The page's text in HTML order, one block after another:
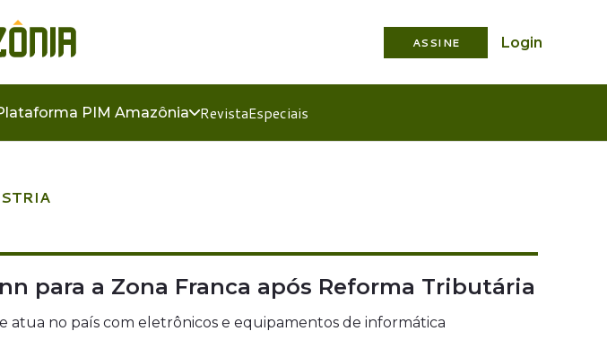
ASSINE Login
PIM Amazônia RevistaEspeciais
para a Zona Franca após Reforma Tributária
atua no país com eletrônicos e equipamentos de informática